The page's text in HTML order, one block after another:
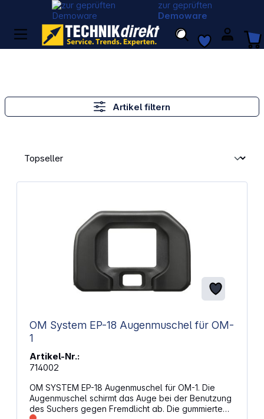
zur geprüften
Demoware
Artikel filtern
OM System EP-18 Augenmuschel für OM-
1
Artikel-Nr.:
714002
OM SYSTEM EP-18 Augenmuschel für OM-1. Die
Augenmuschel schirmt das Auge bei der Benutzung
des Suchers gegen Fremdlicht ab. Die gummierte